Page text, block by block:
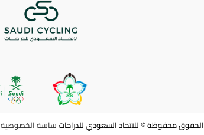
الحقوق محفوظة © للاتحاد السعودي للدراجاتساسة الخصوصية